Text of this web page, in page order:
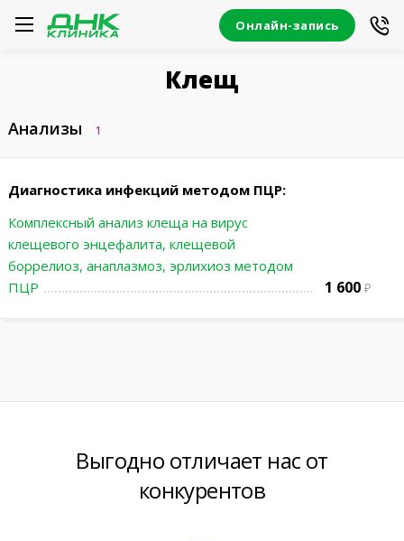
Онлайн-запись
Клещ
Анализы 1
Диагностика инфекций методом ПЦР:
Комплексный анализ клеща на вирус
клещевого энцефалита, клещевой
боррелиоз, анаплазмоз, эрлихиоз методом
ПЦР
1 600
Выгодно отличает нас от
конкурентов